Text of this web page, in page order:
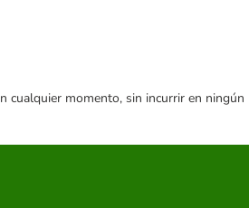
cualquier momento, sin incurrir en ningún